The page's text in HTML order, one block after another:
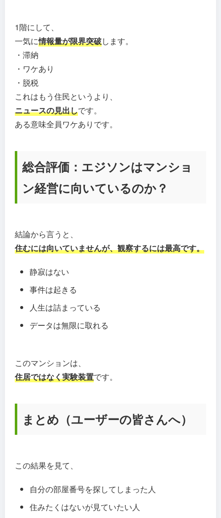
1階にして、
一気に情報量が限界突破します。
・滞納
・ワケあり
・脱税
これはもう住民というより、
ニュースの見出しです。
ある意味全員ワケありです。
総合評価：エジソンはマンショ
ン経営に向いているのか？
結論から言うと、
住むには向いていませんが、観察するには最高です。
静寂はない
事件は起きる
人生は詰まっている
データは無限に取れる
このマンションは、
住居ではなく実験装置です。
まとめ（ユーザーの皆さんへ）
この結果を見て、
自分の部屋番号を探してしまった人
住みたくはないが見ていたい人